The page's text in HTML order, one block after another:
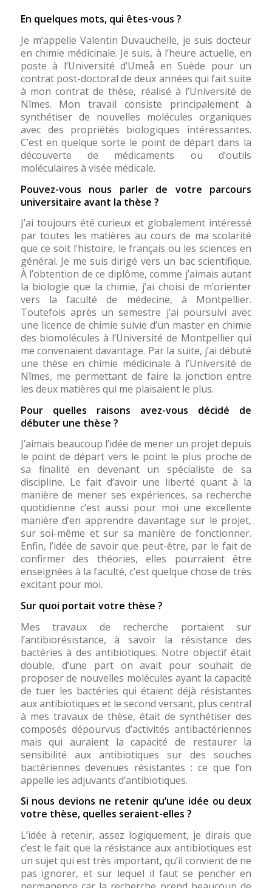
En quelques mots, qui êtes-vous ?
Je m’appelle Valentin Duvauchelle, je suis docteur
en chimie médicinale. Je suis, à l’heure actuelle, en
poste à l’Université d’Umeå en Suède pour un
contrat post-doctoral de deux années qui fait suite
à mon contrat de thèse, réalisé à l’Université de
Nîmes. Mon travail consiste principalement à
synthétiser de nouvelles molécules organiques
avec des propriétés biologiques intéressantes.
C’est en quelque sorte le point de départ dans la
découverte de médicaments ou d’outils
moléculaires à visée médicale.
Pouvez-vous nous parler de votre parcours
universitaire avant la thèse ?
J’ai toujours été curieux et globalement intéressé
par toutes les matières au cours de ma scolarité
que ce soit l’histoire, le français ou les sciences en
général. Je me suis dirigé vers un bac scientifique.
À l’obtention de ce diplôme, comme j’aimais autant
la biologie que la chimie, j’ai choisi de m’orienter
vers la faculté de médecine, à Montpellier.
Toutefois après un semestre j’ai poursuivi avec
une licence de chimie suivie d’un master en chimie
des biomolécules à l’Université de Montpellier qui
me convenaient davantage. Par la suite, j’ai débuté
une thèse en chimie médicinale à l’Université de
Nîmes, me permettant de faire la jonction entre
les deux matières qui me plaisaient le plus.
Pour quelles raisons avez-vous décidé de
débuter une thèse ?
J’aimais beaucoup l’idée de mener un projet depuis
le point de départ vers le point le plus proche de
sa finalité en devenant un spécialiste de sa
discipline. Le fait d’avoir une liberté quant à la
manière de mener ses expériences, sa recherche
quotidienne c’est aussi pour moi une excellente
manière d’en apprendre davantage sur le projet,
sur soi-même et sur sa manière de fonctionner.
Enfin, l’idée de savoir que peut-être, par le fait de
confirmer des théories, elles pourraient être
enseignées à la faculté, c’est quelque chose de très
excitant pour moi.
Sur quoi portait votre thèse ?
Mes travaux de recherche portaient sur
l’antibiorésistance, à savoir la résistance des
bactéries à des antibiotiques. Notre objectif était
double, d’une part on avait pour souhait de
proposer de nouvelles molécules ayant la capacité
de tuer les bactéries qui étaient déjà résistantes
aux antibiotiques et le second versant, plus central
à mes travaux de thèse, était de synthétiser des
composés dépourvus d’activités antibactériennes
mais qui auraient la capacité de restaurer la
sensibilité aux antibiotiques sur des souches
bactériennes devenues résistantes : ce que l’on
appelle les adjuvants d’antibiotiques.
Si nous devions ne retenir qu’une idée ou deux
votre thèse, quelles seraient-elles ?
L’idée à retenir, assez logiquement, je dirais que
c’est le fait que la résistance aux antibiotiques est
un sujet qui est très important, qu’il convient de ne
pas ignorer, et sur lequel il faut se pencher en